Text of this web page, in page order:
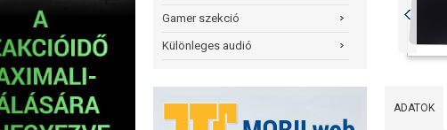
Gamer szekció
Különleges audió
ADATOK